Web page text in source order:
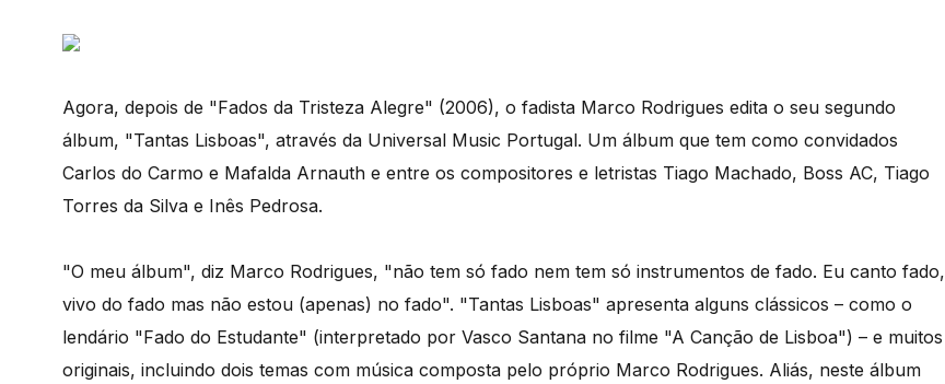
Agora, depois de "Fados da Tristeza Alegre" (2006), o fadista Marco Rodrigues edita o seu segundo
álbum, "Tantas Lisboas", através da Universal Music Portugal. Um álbum que tem como convidados
Carlos do Carmo e Mafalda Arnauth e entre os compositores e letristas Tiago Machado, Boss AC, Tiago
Torres da Silva e Inês Pedrosa.
"O meu álbum", diz Marco Rodrigues, "não tem só fado nem tem só instrumentos de fado. Eu canto fado,
vivo do fado mas não estou (apenas) no fado". "Tantas Lisboas" apresenta alguns clássicos – como o
lendário "Fado do Estudante" (interpretado por Vasco Santana no filme "A Canção de Lisboa") – e muitos
originais, incluindo dois temas com música composta pelo próprio Marco Rodrigues. Aliás, neste álbum